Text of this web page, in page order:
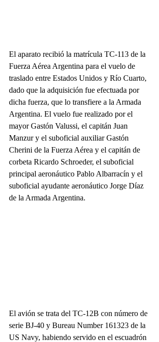
El aparato recibió la matrícula TC-113 de la
Fuerza Aérea Argentina para el vuelo de
traslado entre Estados Unidos y Río Cuarto,
dado que la adquisición fue efectuada por
dicha fuerza, que lo transfiere a la Armada
Argentina. El vuelo fue realizado por el
mayor Gastón Valussi, el capitán Juan
Manzur y el suboficial auxiliar Gastón
Cherini de la Fuerza Aérea y el capitán de
corbeta Ricardo Schroeder, el suboficial
principal aeronáutico Pablo Albarracín y el
suboficial ayudante aeronáutico Jorge Díaz
de la Armada Argentina.
El avión se trata del TC-12B con número de
serie BJ-40 y Bureau Number 161323 de la
US Navy, habiendo servido en el escuadrón